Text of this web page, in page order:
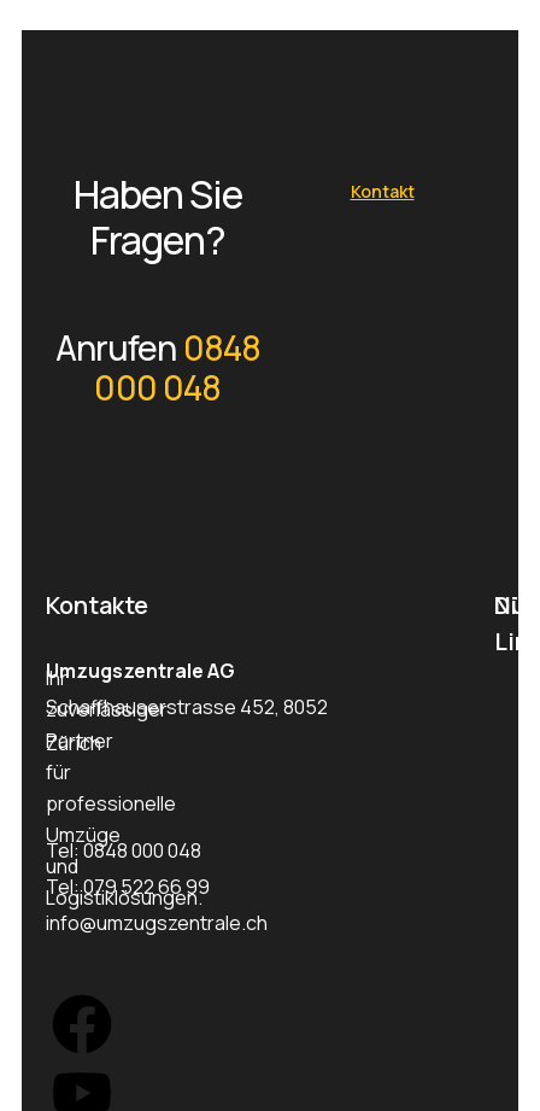
Haben Sie
Fragen?
Anrufen 0848
000 048
Kontakt
Ihr
zuverlässiger
Partner
für
professionelle
Umzüge
und
Logistiklösungen.
Kontakte
Umzugszentrale AG
Schaffhauserstrasse 452, 8052
Zürich
Tel: 0848 000 048
Tel: 079 522 66 99
info@umzugszentrale.ch